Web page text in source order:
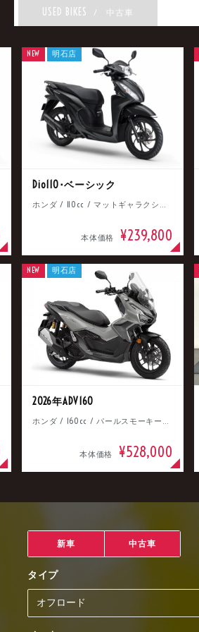
USED BIKES / 中古車
Dio110･ベーシック
ホンダ / 110cc / マットギャラクシーブラックメタリック
本体価格 ¥239,800
NEW 明石店
2026年ADV160
ホンダ / 160cc / パールスモーキーグレー
本体価格 ¥528,000
NEW 明石店
新車 中古車
タイプ